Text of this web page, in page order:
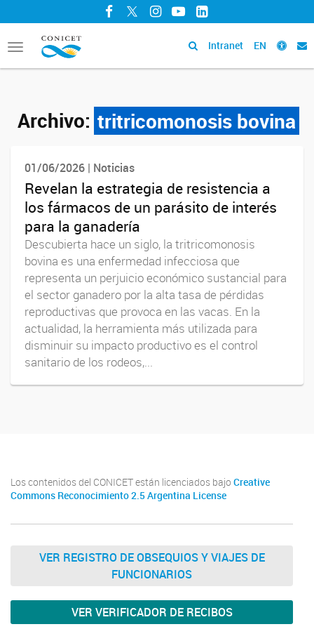
Facebook
TwitterInstagram
YouTubeLinkedIn
Toggle
navigation
Intranet EN
Archivo: tritricomonosis bovina
01/06/2026 | Noticias
Revelan la estrategia de resistencia a
los fármacos de un parásito de interés
para la ganadería
Descubierta hace un siglo, la tritricomonosis
bovina es una enfermedad infecciosa que
representa un perjuicio económico sustancial para
el sector ganadero por la alta tasa de pérdidas
reproductivas que provoca en las vacas. En la
actualidad, la herramienta más utilizada para
disminuir su impacto productivo es el control
sanitario de los rodeos,...
Los contenidos del CONICET están licenciados bajo Creative
Commons Reconocimiento 2.5 Argentina License
VER REGISTRO DE OBSEQUIOS Y VIAJES DE
FUNCIONARIOS
VER VERIFICADOR DE RECIBOS